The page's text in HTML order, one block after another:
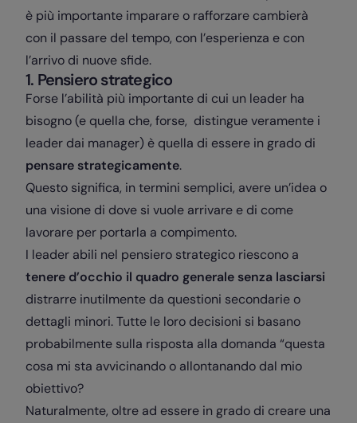
è più importante imparare o rafforzare cambierà
con il passare del tempo, con l’esperienza e con
l’arrivo di nuove sfide.
1. Pensiero strategico
Forse l’abilità più importante di cui un leader ha
bisogno (e quella che, forse, distingue veramente i
leader dai manager) è quella di essere in grado di
pensare strategicamente.
Questo significa, in termini semplici, avere un’idea o
una visione di dove si vuole arrivare e di come
lavorare per portarla a compimento.
I leader abili nel pensiero strategico riescono a
tenere d’occhio il quadro generale senza lasciarsi
distrarre inutilmente da questioni secondarie o
dettagli minori. Tutte le loro decisioni si basano
probabilmente sulla risposta alla domanda “questa
cosa mi sta avvicinando o allontanando dal mio
obiettivo?
Naturalmente, oltre ad essere in grado di creare una